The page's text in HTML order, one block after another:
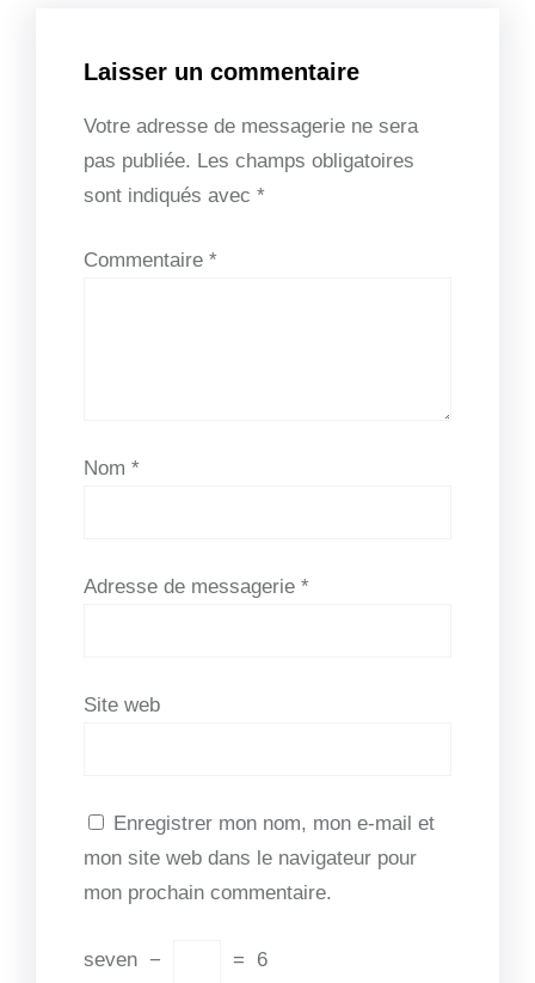
Laisser un commentaire
Votre adresse de messagerie ne sera
pas publiée. Les champs obligatoires
sont indiqués avec *
Commentaire *
Nom *
Adresse de messagerie *
Site web
Enregistrer mon nom, mon e-mail et
mon site web dans le navigateur pour
mon prochain commentaire.
seven − = 6